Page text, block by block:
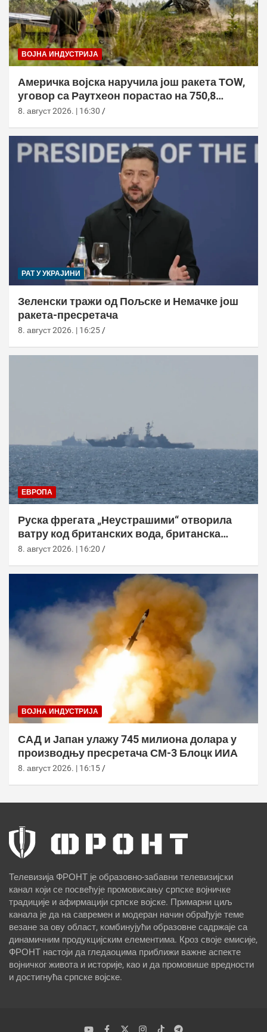
ВОЈНА ИНДУСТРИЈА
Америчка војска наручила још ракета ТОW,
уговор са Раyтхеон порастао на 750,8
милиона долара
8. август 2026. | 16:30
РАТ У УКРАЈИНИ
Зеленски тражи од Пољске и Немачке још
ракета-пресретача
8. август 2026. | 16:25
ЕВРОПА
Руска фрегата „Неустрашими“ отворила
ватру код британских вода, британска
морнарица појачала праћење
8. август 2026. | 16:20
ВОЈНА ИНДУСТРИЈА
САД и Јапан улажу 745 милиона долара у
производњу пресретача СМ-3 Блоцк ИИА
8. август 2026. | 16:15
Телевизија ФРОНТ је образовно-забавни телевизијски
канал који се посвећује промовисању српске војничке
традиције и афирмацији српске војске. Примарни циљ
канала је да на савремен и модеран начин обрађује теме
везане за ову област, комбинујући образовне садржаје са
динамичним продукцијским елементима. Кроз своје емисије,
ФРОНТ настоји да гледаоцима приближи важне аспекте
војничког живота и историје, као и да промовише вредности
и достигнућа српске војске.